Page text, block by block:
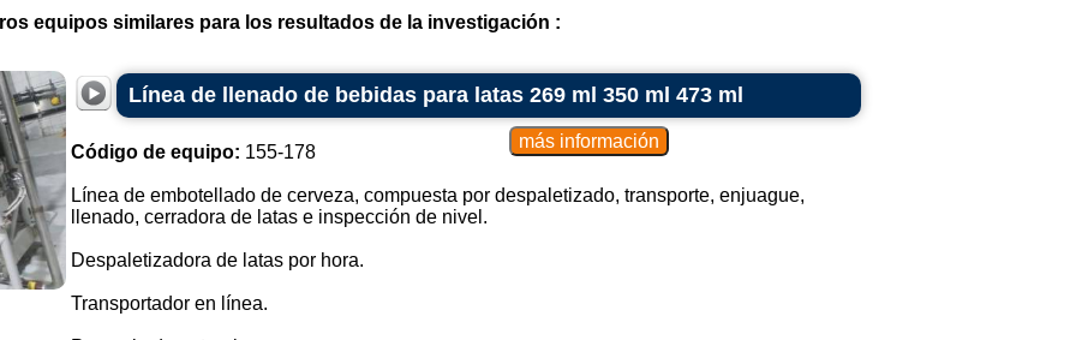
equipos similares para los resultados de la investigación :
Línea de llenado de bebidas para latas 269 ml 350 ml 473 ml
Código de equipo: 155-178
Línea de embotellado de cerveza, compuesta por despaletizado, transporte, enjuague,
llenado, cerradora de latas e inspección de nivel.
Despaletizadora de latas por hora.
Transportador en línea.